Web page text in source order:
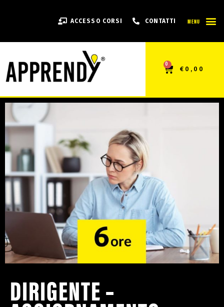
ACCESSO CORSI CONTATTI MENU
€ 0,00
0
DIRIGENTE –